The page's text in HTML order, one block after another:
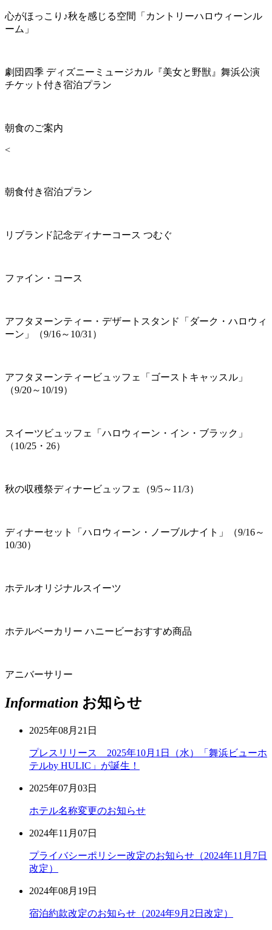
心がほっこり♪秋を感じる空間「カントリーハロウィーンル
ーム」
劇団四季 ディズニーミュージカル『美女と野獣』舞浜公演
チケット付き宿泊プラン
朝食のご案内
<
朝食付き宿泊プラン
リブランド記念ディナーコース つむぐ
ファイン・コース
アフタヌーンティー・デザートスタンド「ダーク・ハロウィ
ーン」（9/16～10/31）
アフタヌーンティービュッフェ「ゴーストキャッスル」
（9/20～10/19）
スイーツビュッフェ「ハロウィーン・イン・ブラック」
（10/25・26）
秋の収穫祭ディナービュッフェ（9/5～11/3）
ディナーセット「ハロウィーン・ノーブルナイト」（9/16～
10/30）
ホテルオリジナルスイーツ
ホテルベーカリー ハニービーおすすめ商品
アニバーサリー
Information お知らせ
2025年08月21日
プレスリリース 2025年10月1日（水）「舞浜ビューホ
テルby HULIC」が誕生！
2025年07月03日
ホテル名称変更のお知らせ
2024年11月07日
プライバシーポリシー改定のお知らせ（2024年11月7日
改定）
2024年08月19日
宿泊約款改定のお知らせ（2024年9月2日改定）